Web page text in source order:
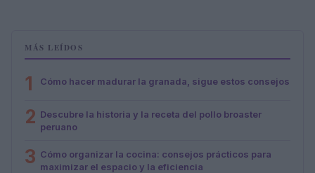
MÁS LEÍDOS
1 Cómo hacer madurar la granada, sigue estos consejos
2 Descubre la historia y la receta del pollo broaster
peruano
3 Cómo organizar la cocina: consejos prácticos para
maximizar el espacio y la eficiencia